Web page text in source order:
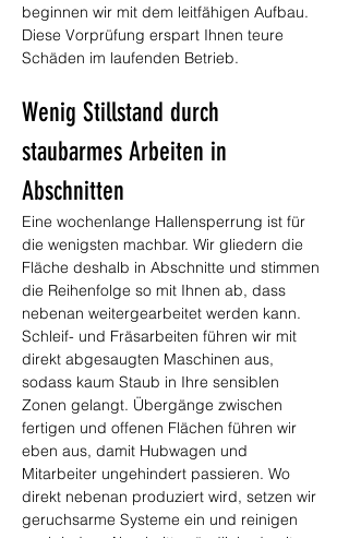
beginnen wir mit dem leitfähigen Aufbau.
Diese Vorprüfung erspart Ihnen teure
Schäden im laufenden Betrieb.
Wenig Stillstand durch
staubarmes Arbeiten in
Abschnitten
Eine wochenlange Hallensperrung ist für
die wenigsten machbar. Wir gliedern die
Fläche deshalb in Abschnitte und stimmen
die Reihenfolge so mit Ihnen ab, dass
nebenan weitergearbeitet werden kann.
Schleif- und Fräsarbeiten führen wir mit
direkt abgesaugten Maschinen aus,
sodass kaum Staub in Ihre sensiblen
Zonen gelangt. Übergänge zwischen
fertigen und offenen Flächen führen wir
eben aus, damit Hubwagen und
Mitarbeiter ungehindert passieren. Wo
direkt nebenan produziert wird, setzen wir
geruchsarme Systeme ein und reinigen